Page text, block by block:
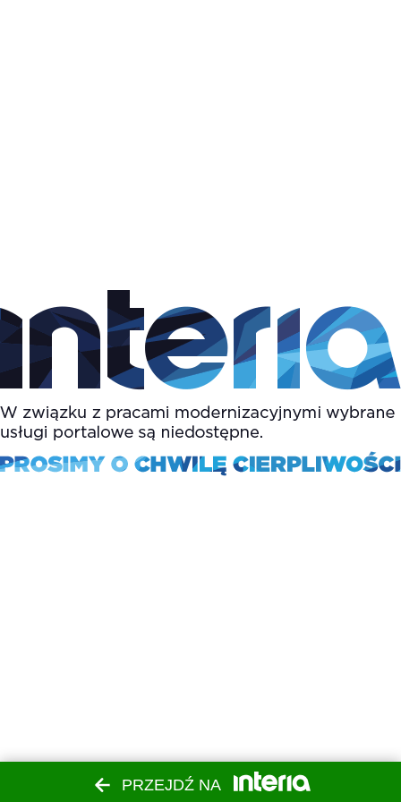
PRZEJDŹ NA